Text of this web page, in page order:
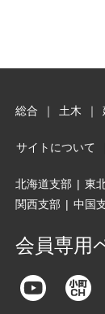
総合 ｜ 土木 ｜
サイトについて
北海道支部 | 東
関西支部 | 中国
会員専用